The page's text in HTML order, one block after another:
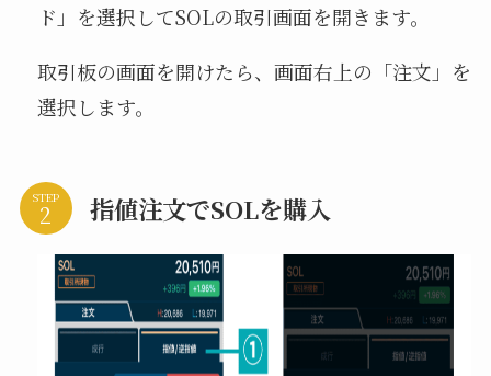
ド」を選択してSOLの取引画面を開きます。
取引板の画面を開けたら、画面右上の「注文」を
選択します。
STEP 指値注文でSOLを購入